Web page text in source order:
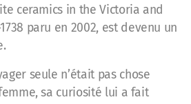
ceramics in the Victoria and
paru en 2002, est devenu un
seule n’était pas chose
sa curiosité lui a fait